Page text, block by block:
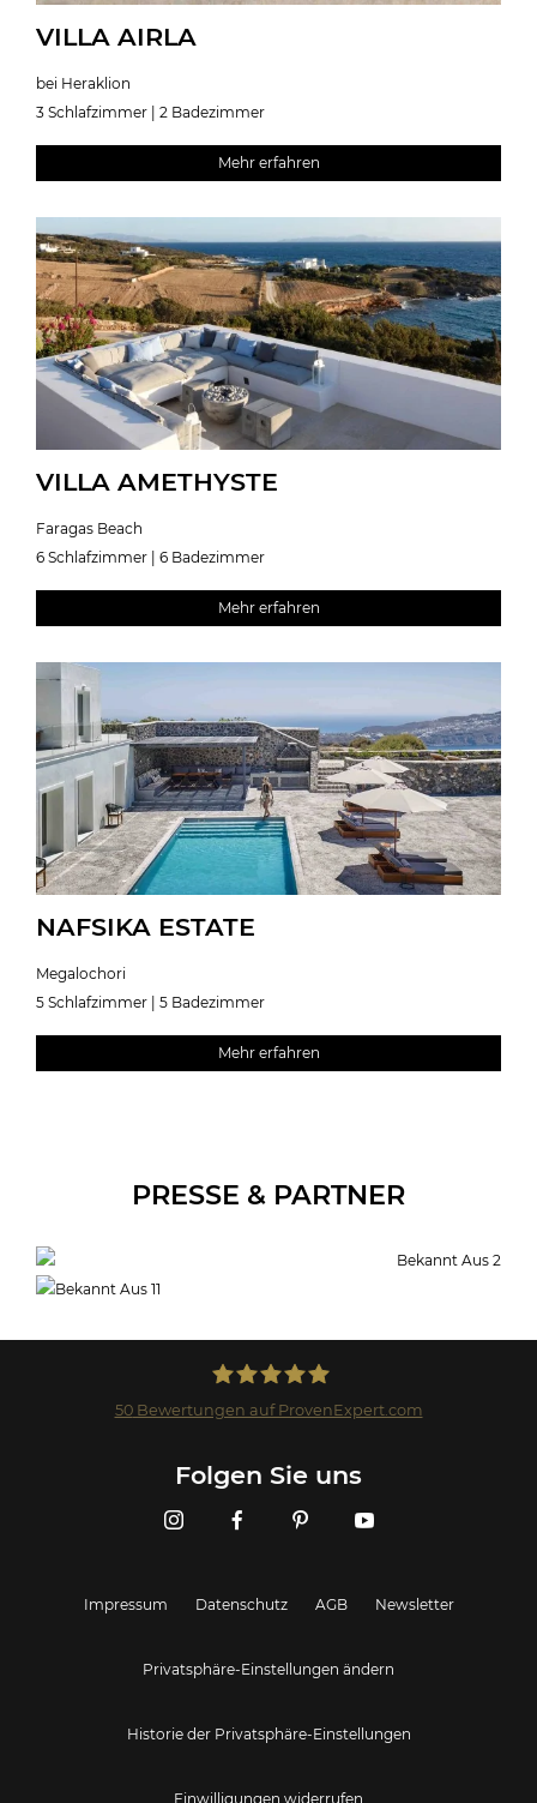
VILLA AIRLA
bei Heraklion
3 Schlafzimmer | 2 Badezimmer
Mehr erfahren
VILLA AMETHYSTE
Faragas Beach
6 Schlafzimmer | 6 Badezimmer
Mehr erfahren
NAFSIKA ESTATE
Megalochori
5 Schlafzimmer | 5 Badezimmer
Mehr erfahren
PRESSE & PARTNER
50Bewertungen auf ProvenExpert.com
Folgen Sie uns
Impressum Datenschutz AGB Newsletter
Privatsphäre-Einstellungen ändern
Historie der Privatsphäre-Einstellungen
Einwilligungen widerrufen